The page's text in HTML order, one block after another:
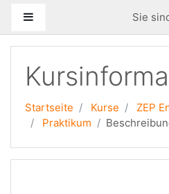
Sie
Startseite Kurse
ZEP
Praktikum